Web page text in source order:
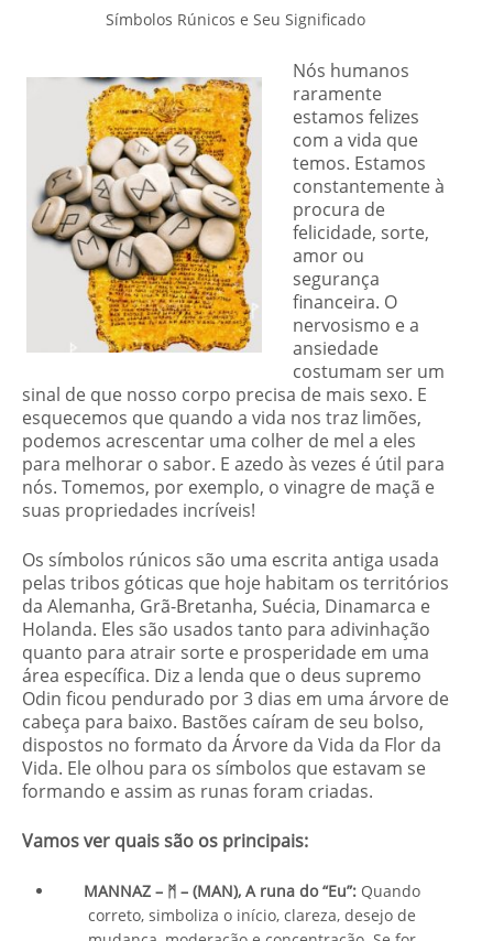
Símbolos Rúnicos e Seu Significado
Nós humanos
raramente
estamos felizes
com a vida que
temos. Estamos
constantemente à
procura de
felicidade, sorte,
amor ou
segurança
financeira. O
nervosismo e a
ansiedade
costumam ser um
sinal de que nosso corpo precisa de mais sexo. E
esquecemos que quando a vida nos traz limões,
podemos acrescentar uma colher de mel a eles
para melhorar o sabor. E azedo às vezes é útil para
nós. Tomemos, por exemplo, o vinagre de maçã e
suas propriedades incríveis!
Os símbolos rúnicos são uma escrita antiga usada
pelas tribos góticas que hoje habitam os territórios
da Alemanha, Grã-Bretanha, Suécia, Dinamarca e
Holanda. Eles são usados ​​tanto para adivinhação
quanto para atrair sorte e prosperidade em uma
área específica. Diz a lenda que o deus supremo
Odin ficou pendurado por 3 dias em uma árvore de
cabeça para baixo. Bastões caíram de seu bolso,
dispostos no formato da Árvore da Vida da Flor da
Vida. Ele olhou para os símbolos que estavam se
formando e assim as runas foram criadas.
Vamos ver quais são os principais:
MANNAZ – ᛗ – (MAN), A runa do “Eu”: Quando
correto, simboliza o início, clareza, desejo de